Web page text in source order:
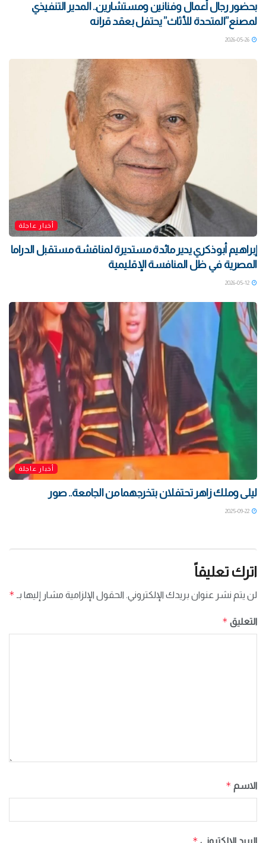
بحضور رجال أعمال وفنانين ومستشارين.. المدير التنفيذي
لمصنع”المتحدة للأثاث” يحتفل بعقد قرانه
أخبار عاجلة
إبراهيم أبوذكري يدير مائدة مستديرة لمناقشة مستقبل الدراما
المصرية في ظل المنافسة الإقليمية
أخبار عاجلة
ليلى وملك زاهر تحتفلان بتخرجهما من الجامعة.. صور
اترك تعليقاً
لن يتم نشر عنوان بريدك الإلكتروني. الحقول الإلزامية مشار إليها بـ *
التعليق *
الاسم *
البريد الإلكتروني